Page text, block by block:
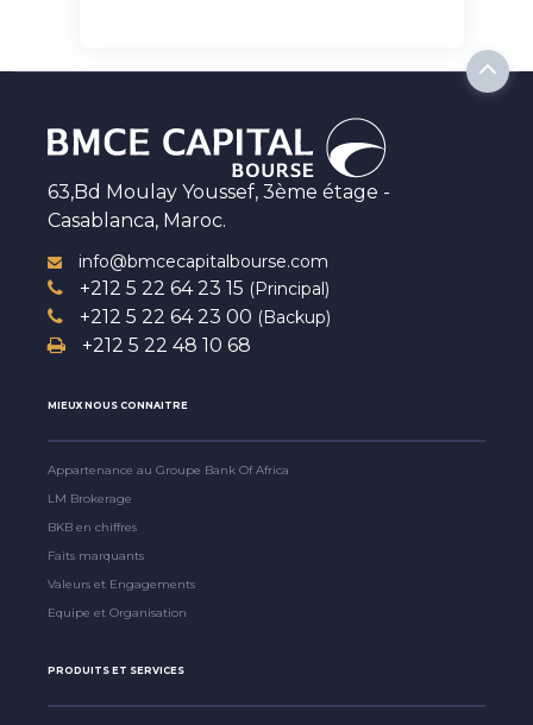
63,Bd Moulay Youssef, 3ème étage -
Casablanca, Maroc.
info@bmcecapitalbourse.com
+212 5 22 64 23 15 (Principal)
+212 5 22 64 23 00 (Backup)
+212 5 22 48 10 68
MIEUX NOUS CONNAITRE
Appartenance au Groupe Bank Of Africa
LM Brokerage
BKB en chiffres
Faits marquants
Valeurs et Engagements
Equipe et Organisation
PRODUITS ET SERVICES